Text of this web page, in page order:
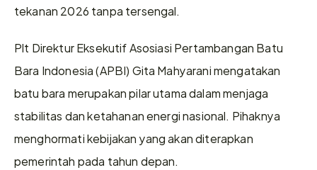
tekanan 2026 tanpa tersengal.
Plt Direktur Eksekutif Asosiasi Pertambangan Batu
Bara Indonesia (APBI) Gita Mahyarani mengatakan
batu bara merupakan pilar utama dalam menjaga
stabilitas dan ketahanan energi nasional. Pihaknya
menghormati kebijakan yang akan diterapkan
pemerintah pada tahun depan.